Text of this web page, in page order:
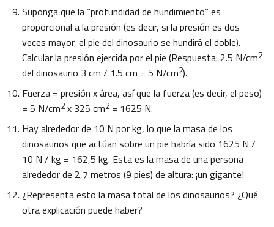
Suponga que la “profundidad de hundimiento” es
proporcional a la presión (es decir, si la presión es dos
veces mayor, el pie del dinosaurio se hundirá el doble).
Calcular la presión ejercida por el pie (Respuesta: 2.5 N/cm2
del dinosaurio 3 cm / 1.5 cm = 5 N/cm2).
Fuerza = presión x área, así que la fuerza (es decir, el peso)
= 5 N/cm2x 325 cm2= 1625 N.
Hay alrededor de 10 N por kg, lo que la masa de los
dinosaurios que actúan sobre un pie habría sido 1625 N /
10 N / kg = 162,5 kg. Esta es la masa de una persona
alrededor de 2,7 metros (9 pies) de altura: ¡un gigante!
¿Representa esto la masa total de los dinosaurios? ¿Qué
otra explicación puede haber?